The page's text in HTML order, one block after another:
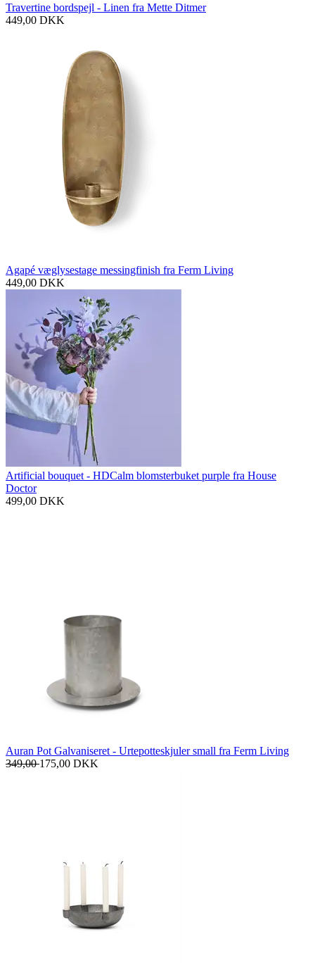
Travertine bordspejl - Linen fra Mette Ditmer
449,00 DKK
Agapé væglysestage messingfinish fra Ferm Living
449,00 DKK
Artificial bouquet - HDCalm blomsterbuket purple fra House
Doctor
499,00 DKK
Auran Pot Galvaniseret - Urtepotteskjuler small fra Ferm Living
349,00175,00 DKK